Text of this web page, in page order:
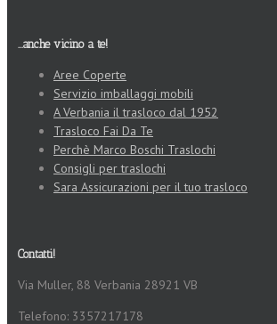
...anche vicino a te!
Aree Coperte
Servizio imballaggi mobili
A Verbania il trasloco dal 1952
Trasloco Fai Da Te
Perchè Marco Boschi Traslochi
Consigli per traslochi
Sara Assicurazioni per il tuo trasloco
Contatti!
Via Muller, 88 Verbania 28921 VB
Telefono: 3357217178